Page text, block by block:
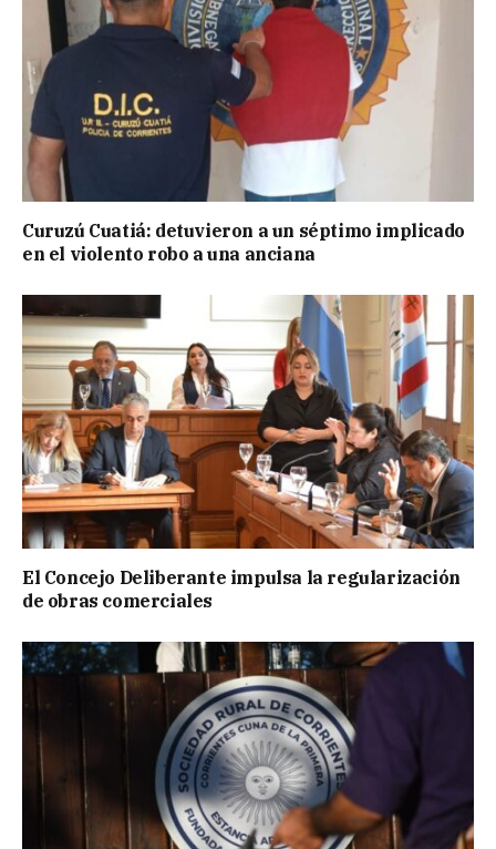
Curuzú Cuatiá: detuvieron a un séptimo implicado
en el violento robo a una anciana
El Concejo Deliberante impulsa la regularización
de obras comerciales